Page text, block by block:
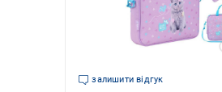
залишити відгук